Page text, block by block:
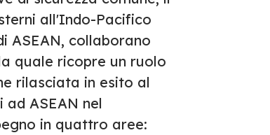
all'Indo-Pacifico
ASEAN, collaborano
quale ricopre un ruolo
rilasciata in esito al
ASEAN nel
in quattro aree: